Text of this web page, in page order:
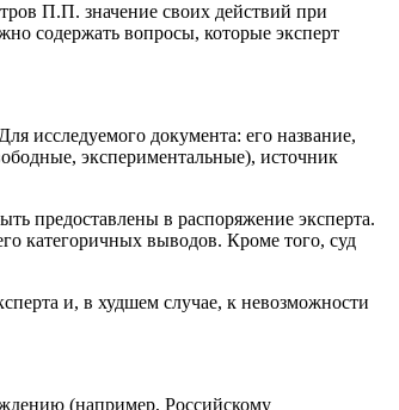
П.П. значение своих действий при
содержать вопросы, которые эксперт
исследуемого документа: его название,
экспериментальные), источник
предоставлены в распоряжение эксперта.
категоричных выводов. Кроме того, суд
и, в худшем случае, к невозможности
(например, Российскому